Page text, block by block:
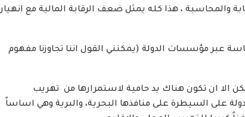
والمحاسبة ، هذا كله يمثل ضعف الرقابة المالية مع انهيار
الا ان تكون هناك يد حامية لاستمرارها من تهريب
على السيطرة على منافذها البحرية، والبرية وهي اساساً